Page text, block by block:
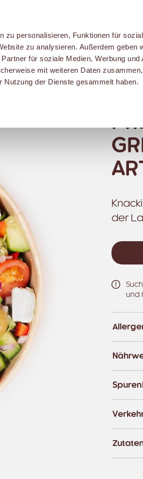
zu personalisieren, Funktionen für
zu analysieren. Außerdem geben
für soziale Medien, Werbung und
mit weiteren Daten
der Dienste gesammelt haben.
der
und